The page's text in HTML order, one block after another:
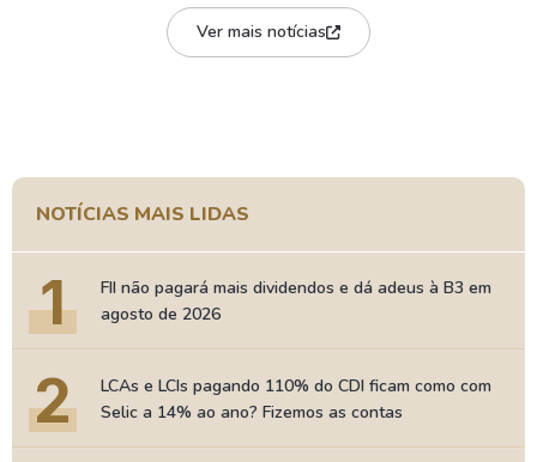
Ver mais notícias
NOTÍCIAS MAIS LIDAS
1
FII não pagará mais dividendos e dá adeus à B3 em
agosto de 2026
2
LCAs e LCIs pagando 110% do CDI ficam como com
Selic a 14% ao ano? Fizemos as contas